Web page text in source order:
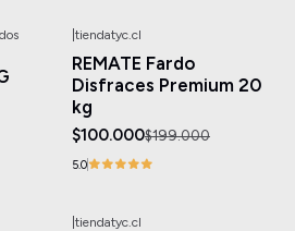
tiendatyc.cl
REMATE Fardo
Disfraces Premium 20
kg
$100.000$199.000
5.0
tiendatyc.cl